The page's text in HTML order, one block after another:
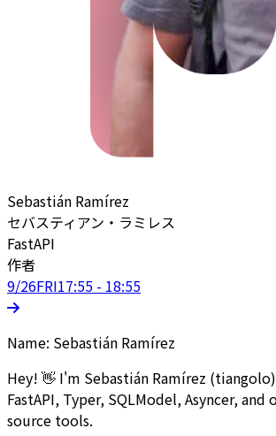
Sebastián Ramírez
セバスティアン・ラミレス
FastAPI
作者
9/26FRI17:55 - 18:55
Name: Sebastián Ramírez
Hey! 👋 I'm Sebastián Ramírez
FastAPI, Typer, SQLModel, Asyncer, and
source tools.